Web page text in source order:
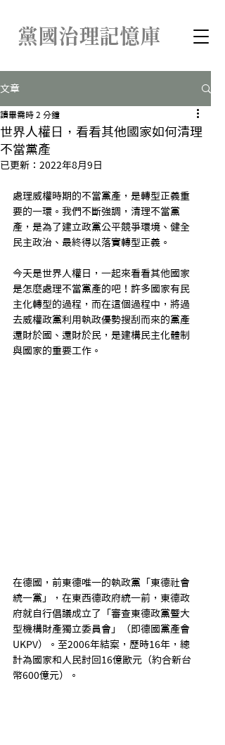
​黨國治理記憶庫
文章
世界人權日，看看其他國家如何清理
不當黨產
讀畢需時 2 分鐘
已更新： 2022年8月9日
處理威權時期的不當黨產，是轉型正義重
要的一環。我們不斷強調，清理不當黨
產，是為了建立政黨公平競爭環境、健全
民主政治、最終得以落實轉型正義。
今天是世界人權日，一起來看看其他國家
是怎麼處理不當黨產的吧！許多國家有民
主化轉型的過程，而在這個過程中，將過
去威權政黨利用執政優勢搜刮而來的黨產
還財於國、還財於民，是建構民主化體制
與國家的重要工作。
在德國，前東德唯一的執政黨「東德社會
統一黨」，在東西德政府統一前，東德政
府就自行倡議成立了「審查東德政黨暨大
型機構財產獨立委員會」（即德國黨產會
UKPV）。至2006年結案，歷時16年，總
計為國家和人民討回16億歐元（約合新台
幣600億元）。